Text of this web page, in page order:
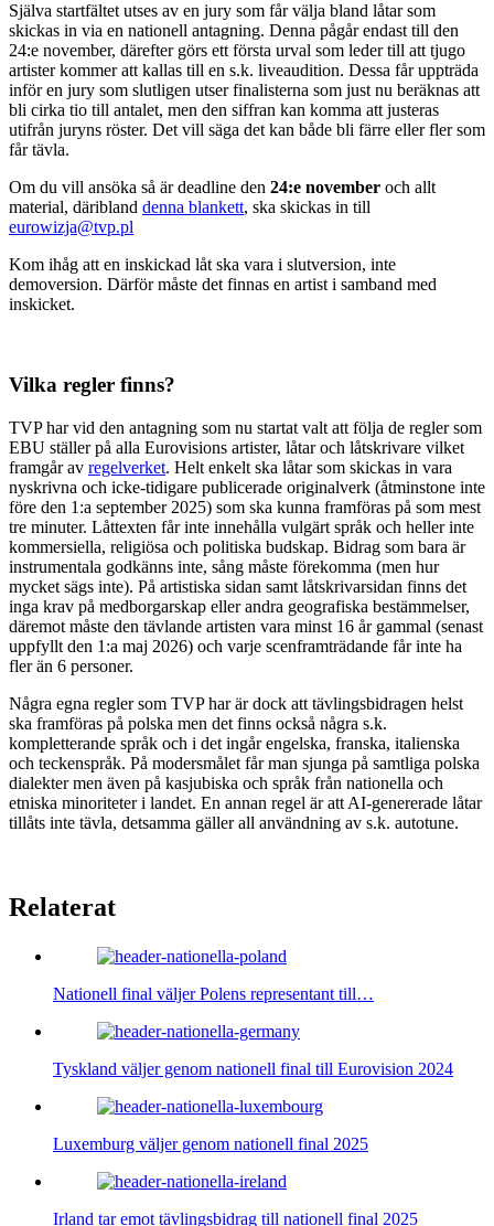
Själva startfältet utses av en jury som får välja bland låtar som
skickas in via en nationell antagning. Denna pågår endast till den
24:e november, därefter görs ett första urval som leder till att tjugo
artister kommer att kallas till en s.k. liveaudition. Dessa får uppträda
inför en jury som slutligen utser finalisterna som just nu beräknas att
bli cirka tio till antalet, men den siffran kan komma att justeras
utifrån juryns röster. Det vill säga det kan både bli färre eller fler som
får tävla.
Om du vill ansöka så är deadline den 24:e november och allt
material, däribland denna blankett, ska skickas in till
eurowizja@tvp.pl
Kom ihåg att en inskickad låt ska vara i slutversion, inte
demoversion. Därför måste det finnas en artist i samband med
inskicket.
Vilka regler finns?
TVP har vid den antagning som nu startat valt att följa de regler som
EBU ställer på alla Eurovisions artister, låtar och låtskrivare vilket
framgår av regelverket. Helt enkelt ska låtar som skickas in vara
nyskrivna och icke-tidigare publicerade originalverk (åtminstone inte
före den 1:a september 2025) som ska kunna framföras på som mest
tre minuter. Låttexten får inte innehålla vulgärt språk och heller inte
kommersiella, religiösa och politiska budskap. Bidrag som bara är
instrumentala godkänns inte, sång måste förekomma (men hur
mycket sägs inte). På artistiska sidan samt låtskrivarsidan finns det
inga krav på medborgarskap eller andra geografiska bestämmelser,
däremot måste den tävlande artisten vara minst 16 år gammal (senast
uppfyllt den 1:a maj 2026) och varje scenframträdande får inte ha
fler än 6 personer.
Några egna regler som TVP har är dock att tävlingsbidragen helst
ska framföras på polska men det finns också några s.k.
kompletterande språk och i det ingår engelska, franska, italienska
och teckenspråk. På modersmålet får man sjunga på samtliga polska
dialekter men även på kasjubiska och språk från nationella och
etniska minoriteter i landet. En annan regel är att AI-genererade låtar
tillåts inte tävla, detsamma gäller all användning av s.k. autotune.
Relaterat
Nationell final väljer Polens representant till…
Tyskland väljer genom nationell final till Eurovision 2024
Luxemburg väljer genom nationell final 2025
Irland tar emot tävlingsbidrag till nationell final 2025